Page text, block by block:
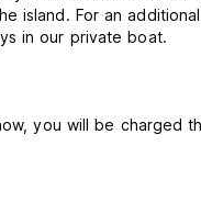
island. For an
in our private boat.
you will be charged